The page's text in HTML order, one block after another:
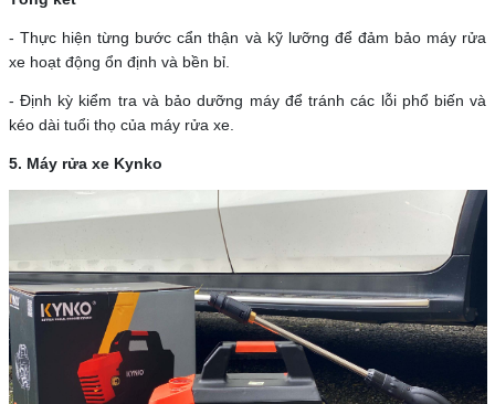
- Thực hiện từng bước cẩn thận và kỹ lưỡng để đảm bảo máy rửa
xe hoạt động ổn định và bền bỉ.
- Định kỳ kiểm tra và bảo dưỡng máy để tránh các lỗi phổ biến và
kéo dài tuổi thọ của máy rửa xe.
5. Máy rửa xe Kynko